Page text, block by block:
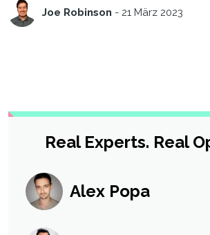
Joe Robinson - 21 März 2023
Real Experts. Real
Alex Popa